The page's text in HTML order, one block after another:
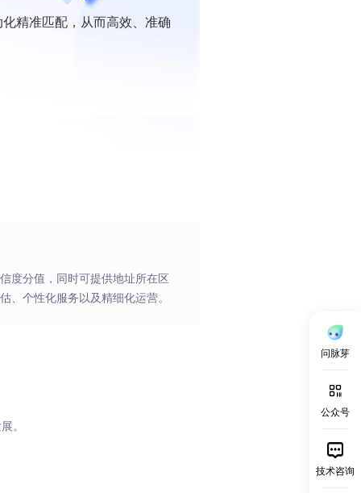
问脉芽
公众号
技术咨询
精准匹配，从而高效、准确
度分值，同时可提供地址所在区
、个性化服务以及精细化运营。
。